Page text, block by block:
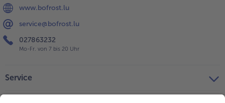
www.bofrost.lu
service@bofrost.lu
027863232
Mo-Fr. von 7 bis 20 Uhr
Service